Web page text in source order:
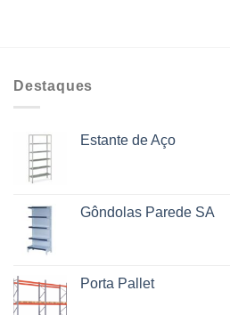
Destaques
Estante de Aço
Gôndolas Parede SA
Porta Pallet